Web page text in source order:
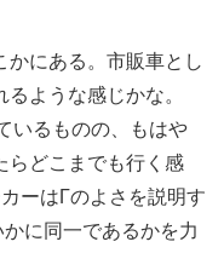
かにある。市販車とし
ような感じかな。
いるものの、もはや
らどこまでも行く感
ーはΓのよさを説明す
に同一であるかを力